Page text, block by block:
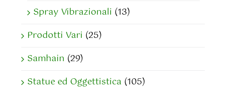
Spray Vibrazionali (13)
Prodotti Vari (25)
Samhain (29)
Statue ed Oggettistica (105)